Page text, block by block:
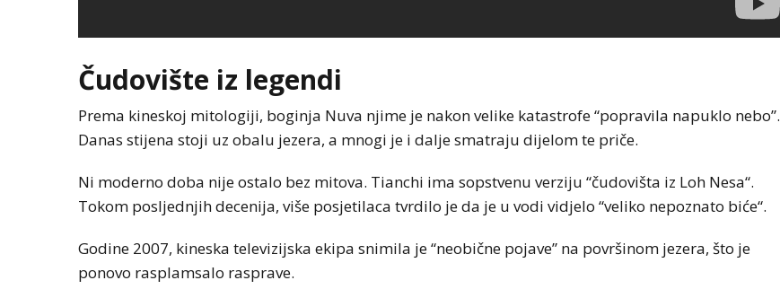
Čudovište iz legendi
Prema kineskoj mitologiji, boginja Nuva njime je nakon velike katastrofe “popravila napuklo nebo”.
Danas stijena stoji uz obalu jezera, a mnogi je i dalje smatraju dijelom te priče.
Ni moderno doba nije ostalo bez mitova. Tianchi ima sopstvenu verziju “čudovišta iz Loh Nesa“.
Tokom posljednjih decenija, više posjetilaca tvrdilo je da je u vodi vidjelo “veliko nepoznato biće“.
Godine 2007, kineska televizijska ekipa snimila je “neobične pojave” na površinom jezera, što je
ponovo rasplamsalo rasprave.